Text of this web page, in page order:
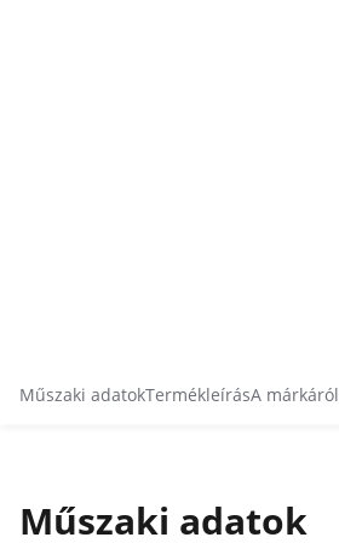
Műszaki adatokTermékleírásA márkáról
Műszaki adatok